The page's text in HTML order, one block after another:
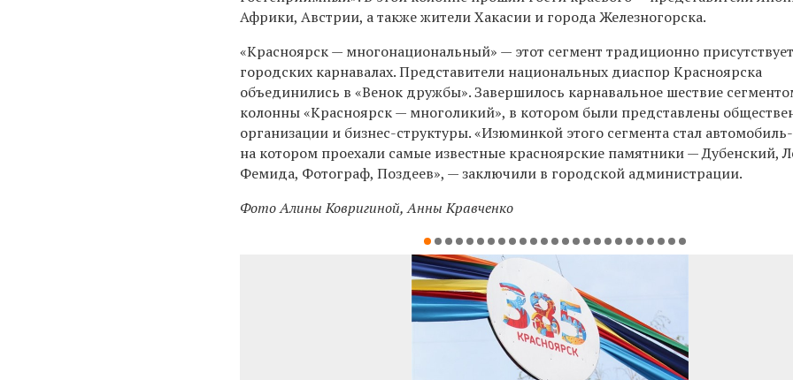
Африки, Австрии, а также жители Хакасии и города Железногорска.
«Красноярск — многонациональный» — этот сегмент традиционно
городских карнавалах. Представители национальных диаспор Красноярска
объединились в «Венок дружбы». Завершилось карнавальное шествие
колонны «Красноярск — многоликий», в котором были представлены
организации и бизнес-структуры. «Изюминкой этого сегмента стал
на котором проехали самые известные красноярские памятники — Дубенский,
Фемида, Фотограф, Поздеев», — заключили в городской администрации.
Фото Алины Ковригиной, Анны Кравченко